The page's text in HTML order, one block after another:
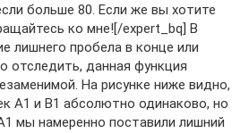
больше 80. Если же вы хотите
ко мне![/expert_bq] В
лишнего пробела в конце или
отследить, данная функция
На рисунке ниже видно,
А1 и B1 абсолютно одинаково, но
мы намеренно поставили лишний